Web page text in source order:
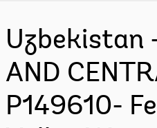
Uzbekistan
AND
P149610-